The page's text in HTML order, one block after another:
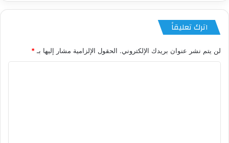
اترك تعليقاً
لن يتم نشر عنوان بريدك الإلكتروني. الحقول الإلزامية مشار إليها بـ *